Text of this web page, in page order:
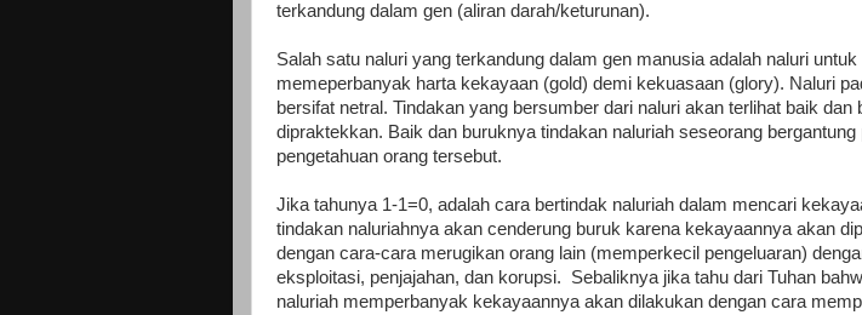
terkandung dalam gen (aliran darah/keturunan).
Salah satu naluri yang terkandung dalam gen manusia adalah naluri untuk
memeperbanyak harta kekayaan (gold) demi kekuasaan (glory). Naluri
bersifat netral. Tindakan yang bersumber dari naluri akan terlihat baik dan
dipraktekkan. Baik dan buruknya tindakan naluriah seseorang bergantung
pengetahuan orang tersebut.
Jika tahunya 1-1=0, adalah cara bertindak naluriah dalam mencari
tindakan naluriahnya akan cenderung buruk karena kekayaannya akan
dengan cara-cara merugikan orang lain (memperkecil pengeluaran)
eksploitasi, penjajahan, dan korupsi.
Sebaliknya jika tahu dari Tuhan
naluriah memperbanyak kekayaannya akan dilakukan dengan cara